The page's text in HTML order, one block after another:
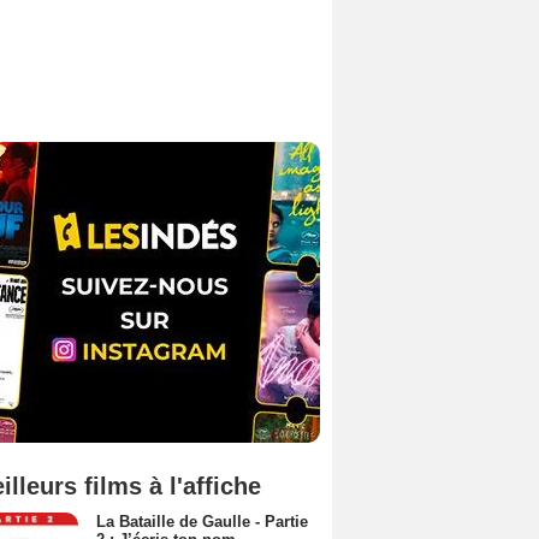
films à l'affiche
La Bataille de Gaulle - Partie